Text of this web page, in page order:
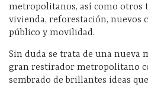
metropolitanos, así como otros
vivienda, reforestación, nuevos
público y movilidad.
Sin duda se trata de una nueva
gran restirador metropolitano
sembrado de brillantes ideas